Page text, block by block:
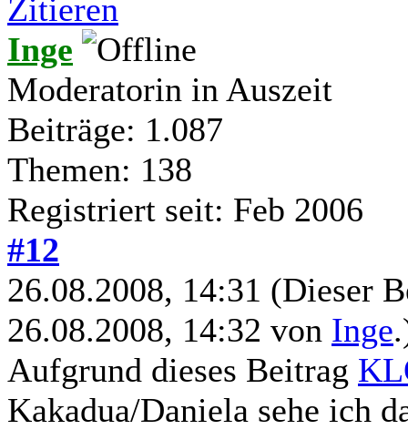
Zitieren
Inge
Moderatorin in Auszeit
Beiträge: 1.087
Themen: 138
Registriert seit: Feb 2006
#12
26.08.2008, 14:31 (Dieser
26.08.2008, 14:32 von Inge
Aufgrund dieses Beitrag
Kakadua/Daniela sehe ich